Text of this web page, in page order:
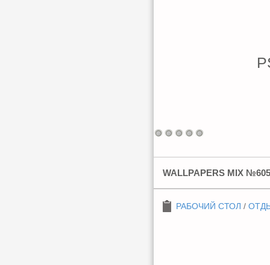
WALLPAPERS MIX №605
РАБОЧИЙ СТОЛ /